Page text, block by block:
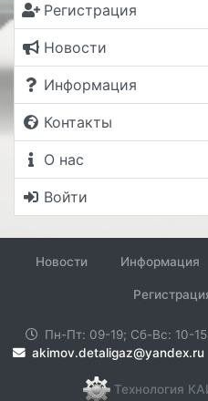
Регистрация
Новости
Информация
Контакты
О нас
Войти
Новости Информация
Пн-Пт: 09-19; Сб-Вс: 10-15
akimov.detaligaz@yandex.ru
Технология